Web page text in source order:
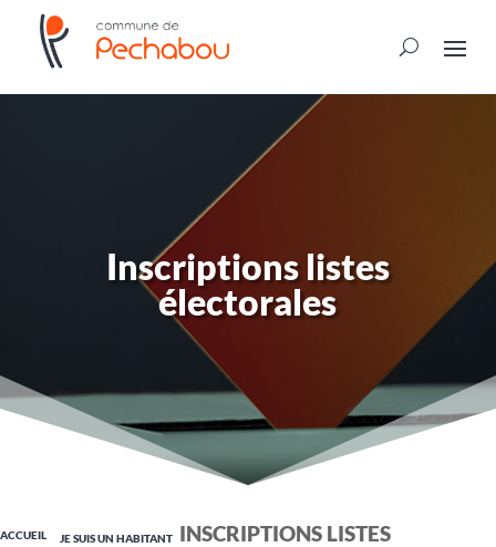
Inscriptions listes
électorales
ACCUEIL JE SUIS UN HABITANT
INSCRIPTIONS LISTES